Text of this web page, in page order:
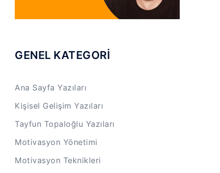
GENEL KATEGORİ
Ana Sayfa Yazıları
Kişisel Gelişim Yazıları
Tayfun Topaloğlu Yazıları
Motivasyon Yönetimi
Motivasyon Teknikleri